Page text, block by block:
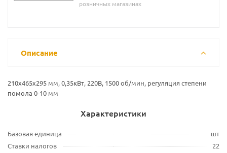
розничных магазинах
Описание
210х465х295 мм, 0,35кВт, 220В, 1500 об/мин, регуляция степени
помола 0-10 мм
Характеристики
Базовая единица
шт
Ставки налогов
22